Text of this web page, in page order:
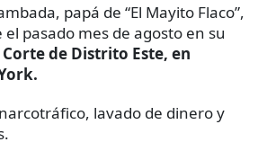
papá de “El Mayito Flaco”,
pasado mes de agosto en su
Corte de Distrito Este, en
lavado de dinero y